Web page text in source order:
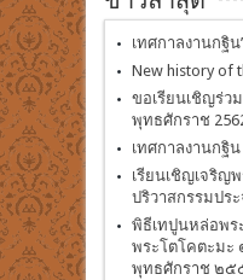
เทศกาลงานกฐิ
New history of
ขอเรียนเชิญร่ว
พุทธศักราช
เทศกาลงานกฐิ
เรียนเชิญเจริญ
ปริวาสกรรมปร
พิธีเทปูนหล่อพ
พระโตโคตะม
พุทธศักราช ๒๕